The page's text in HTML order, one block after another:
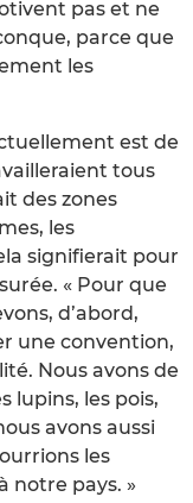
pas et ne
parce que
les
est de
tous
des zones
les
signifierait pour
« Pour que
d’abord,
une convention,
Nous avons de
lupins, les pois,
avons aussi
les
notre pays. »